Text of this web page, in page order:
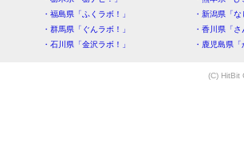
・福島県「ふくラボ！」
・新潟県「
・群馬県「ぐんラボ！」
・香川県「
・石川県「金沢ラボ！」
・鹿児島県
(C) HitBit